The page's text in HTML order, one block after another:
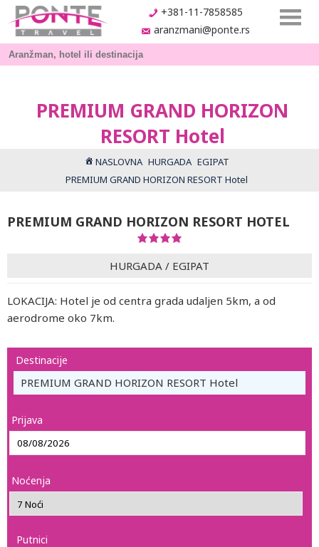
+381-11-7858585
aranzmani@ponte.rs
PREMIUM GRAND HORIZON
RESORT Hotel
NASLOVNA HURGADA EGIPAT
PREMIUM GRAND HORIZON RESORT Hotel
PREMIUM GRAND HORIZON RESORT HOTEL
HURGADA / EGIPAT
LOKACIJA: Hotel je od centra grada udaljen 5km, a od
aerodrome oko 7km.
Destinacije
PREMIUM GRAND HORIZON RESORT Hotel
Prijava
Noćenja
Putnici